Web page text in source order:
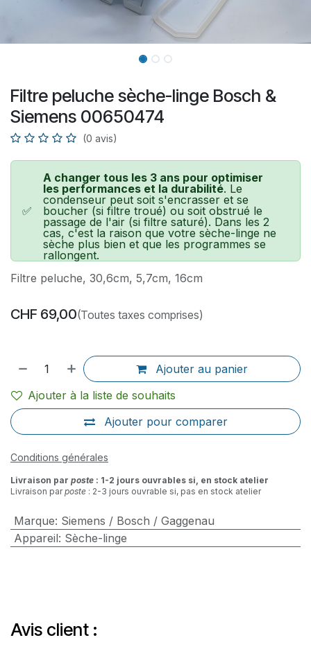
Filtre peluche sèche-linge Bosch &
Siemens 00650474
(0 avis)
✅
A changer tous les 3 ans pour optimiser
les performances et la durabilité. Le
condenseur peut soit s'encrasser et se
boucher (si filtre troué) ou soit obstrué le
passage de l'air (si filtre saturé). Dans les 2
cas, c'est la raison que votre sèche-linge ne
sèche plus bien et que les programmes se
rallongent.
Filtre peluche, 30,6cm, 5,7cm, 16cm
CHF 69,00(Toutes taxes comprises)
Ajouter au panier
Ajouter pour comparer
Ajouter à la liste de souhaits
Conditions générales
Livraison par poste : 1-2 jours ouvrables si, en stock atelier
Livraison parposte : 2-3 jours ouvrable si, pas en stock atelier
Marque: Siemens / Bosch / Gaggenau
Appareil: Sèche-linge
Avis client :